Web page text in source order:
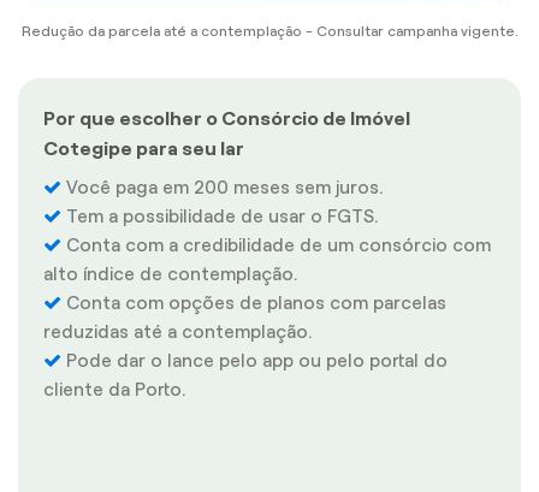
Redução da parcela até a contemplação - Consultar campanha vigente.
Por que escolher o Consórcio de Imóvel
Cotegipe para seu lar
Você paga em 200 meses sem juros.
Tem a possibilidade de usar o FGTS.
Conta com a credibilidade de um consórcio com
alto índice de contemplação.
Conta com opções de planos com parcelas
reduzidas até a contemplação.
Pode dar o lance pelo app ou pelo portal do
cliente da Porto.